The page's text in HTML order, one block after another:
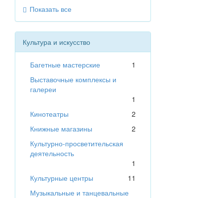
Показать все
Культура и искусство
Багетные мастерские
1
Выставочные комплексы и
галереи
1
Кинотеатры
2
Книжные магазины
2
Культурно-просветительская
деятельность
1
Культурные центры
11
Музыкальные и танцевальные